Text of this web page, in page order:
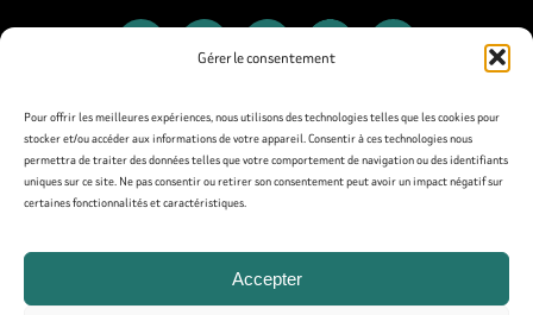
Gérer le consentement
Pour offrir les meilleures expériences, nous utilisons des technologies telles que les cookies pour
stocker et/ou accéder aux informations de votre appareil. Consentir à ces technologies nous
permettra de traiter des données telles que votre comportement de navigation ou des identifiants
uniques sur ce site. Ne pas consentir ou retirer son consentement peut avoir un impact négatif sur
certaines fonctionnalités et caractéristiques.
Accepter
Contact
Presse
Politique de confidentialité